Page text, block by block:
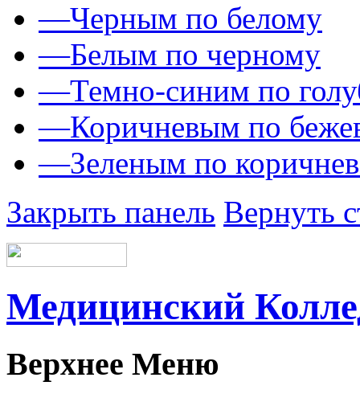
—Черным по белому
—Белым по черному
—Темно-синим по
—Коричневым по
—Зеленым по
Закрыть панель Вернуть
Медицинский
Верхнее Меню